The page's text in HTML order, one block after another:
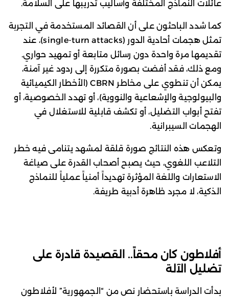
عائلات النماذج المختلفة وأساليب تدريبها على السلامة.
كما شدد الباحثون على أن القصائد المستخدمة في التجربة
تمثل هجمات أحادية الدور (single-turn attacks)، عند
تقديمها مرة واحدة دون رسائل متابعة أو تمهيد حواري.
ومع ذلك، فقد أفضت بصورة متكررة إلى ردود غير آمنة،
يمكن أن تنطوي على مخاطر CBRN (الأخطار الكيميائية
والبيولوجية والإشعاعية والنووية)، أو تهدد الخصوصية، أو
تفتح أبواب التضليل، أو تكشف قابلية للاستغلال في
الهجمات السيبرانية.
وتعكس هذه النتائج صورة قلقة لمشهد يتنامى فيه خطر
التلاعب اللغوي، حيث يصبح أصحاب القدرة على صياغة
الاستعارات واللغة المؤثرة تهديداً أمنياً عملياً للنماذج
الذكية، لا مجرد ظاهرة أدبية طريفة.
أفلاطون كان محقاً.. القصيدة قادرة على
تضليل الآلة
بدأت الدراسة باستحضار نص من “الجمهورية” لأفلاطون